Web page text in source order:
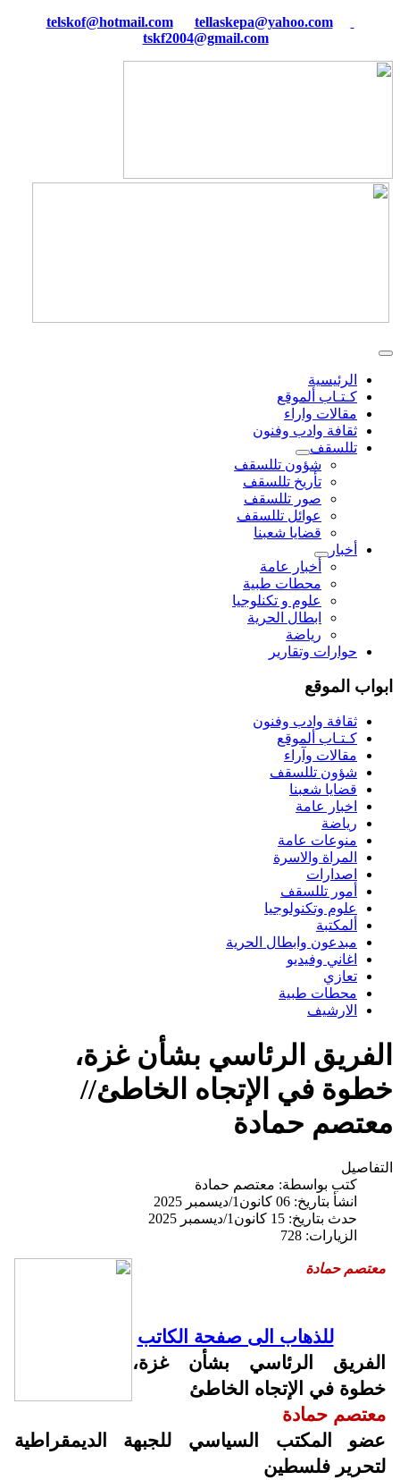
tellaskepa@yahoo.com
tskf2004@gmail.com
الرئيسية
كـتـاب ألموقع
مقالات واراء
ثقافة وادب وفنون
تللسقف
شؤون تللسقف
تأريخ تللسقف
صور تللسقف
عوائل تللسقف
قضايا شعبنا
أخبار
أخبار عامة
محطات طبية
علوم و تکنلوجیا
ابطال الحرية
رياضة
حوارات وتقارير
ابواب الموقع
ثقافة وادب وفنون
كـتـاب ألموقع
مقالات وآراء
شؤون تللسقف
قضايا شعبنا
اخبار عامة
رياضة
منوعات عامة
المراة والاسرة
اصدارات
أمور تللسقف
علوم وتكنولوجيا
ألمكتبة
مبدعون وابطال الحرية
اغاني وفيديو
تعازي
محطات طبية
الارشيف
الفريق الرئاسي بشأن غزة،
خطوة في الإتجاه الخاطئ//
معتصم حمادة
التفاصيل
كتب بواسطة: معتصم حمادة
انشأ بتاريخ: 06 كانون1/ديسمبر 2025
حدث بتاريخ: 15 كانون1/ديسمبر 2025
الزيارات: 728
معتصم حمادة
للذهاب الى صفحة الكاتب
الفريق الرئاسي بشأن غزة،
خطوة في الإتجاه الخاطئ
معتصم حمادة
عضو المكتب السياسي للجبهة الديمقراطية
لتحرير فلسطين